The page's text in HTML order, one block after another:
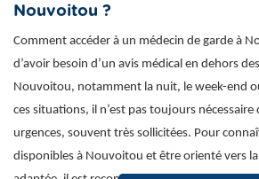
Nouvoitou ?
Comment accéder à un médecin de garde à
d’avoir besoin d’un avis médical en dehors
Nouvoitou, notamment la nuit, le week-end
ces situations, il n’est pas toujours nécessaire
urgences, souvent très sollicitées. Pour
disponibles à Nouvoitou et être orienté vers